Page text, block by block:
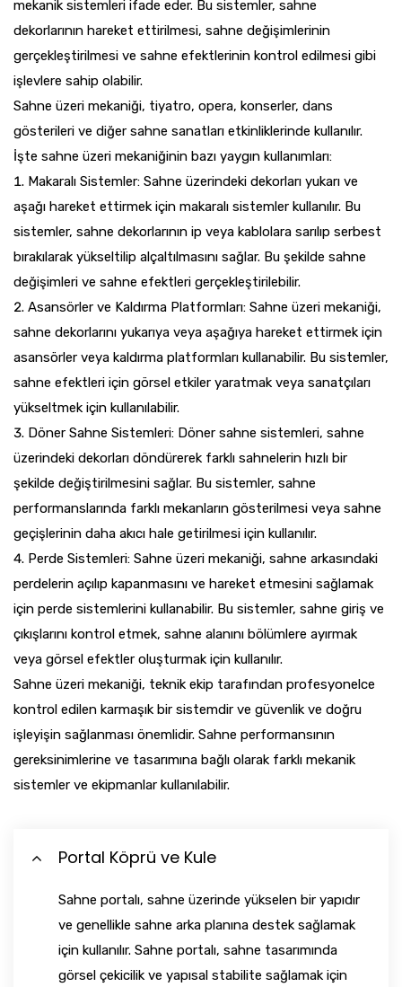
mekanik sistemleri ifade eder. Bu sistemler, sahne
dekorlarının hareket ettirilmesi, sahne değişimlerinin
gerçekleştirilmesi ve sahne efektlerinin kontrol edilmesi gibi
işlevlere sahip olabilir.
Sahne üzeri mekaniği, tiyatro, opera, konserler, dans
gösterileri ve diğer sahne sanatları etkinliklerinde kullanılır.
İşte sahne üzeri mekaniğinin bazı yaygın kullanımları:
Makaralı Sistemler: Sahne üzerindeki dekorları yukarı ve
aşağı hareket ettirmek için makaralı sistemler kullanılır. Bu
sistemler, sahne dekorlarının ip veya kablolara sarılıp serbest
bırakılarak yükseltilip alçaltılmasını sağlar. Bu şekilde sahne
değişimleri ve sahne efektleri gerçekleştirilebilir.
Asansörler ve Kaldırma Platformları: Sahne üzeri mekaniği,
sahne dekorlarını yukarıya veya aşağıya hareket ettirmek için
asansörler veya kaldırma platformları kullanabilir. Bu sistemler,
sahne efektleri için görsel etkiler yaratmak veya sanatçıları
yükseltmek için kullanılabilir.
Döner Sahne Sistemleri: Döner sahne sistemleri, sahne
üzerindeki dekorları döndürerek farklı sahnelerin hızlı bir
şekilde değiştirilmesini sağlar. Bu sistemler, sahne
performanslarında farklı mekanların gösterilmesi veya sahne
geçişlerinin daha akıcı hale getirilmesi için kullanılır.
Perde Sistemleri: Sahne üzeri mekaniği, sahne arkasındaki
perdelerin açılıp kapanmasını ve hareket etmesini sağlamak
için perde sistemlerini kullanabilir. Bu sistemler, sahne giriş ve
çıkışlarını kontrol etmek, sahne alanını bölümlere ayırmak
veya görsel efektler oluşturmak için kullanılır.
Sahne üzeri mekaniği, teknik ekip tarafından profesyonelce
kontrol edilen karmaşık bir sistemdir ve güvenlik ve doğru
işleyişin sağlanması önemlidir. Sahne performansının
gereksinimlerine ve tasarımına bağlı olarak farklı mekanik
sistemler ve ekipmanlar kullanılabilir.
Portal Köprü ve Kule
Sahne portalı, sahne üzerinde yükselen bir yapıdır
ve genellikle sahne arka planına destek sağlamak
için kullanılır. Sahne portalı, sahne tasarımında
görsel çekicilik ve yapısal stabilite sağlamak için